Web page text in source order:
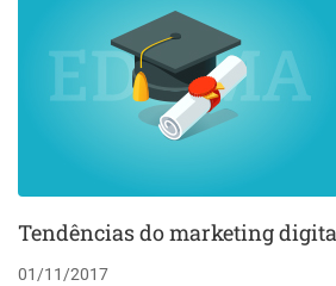
Tendências do marketing
01/11/2017